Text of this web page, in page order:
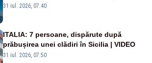
americană, distrusă de o rachetă
31 iul. 2026, 07:40
ITALIA: 7 persoane, dispărute după
prăbușirea unei clădiri în Sicilia | VIDEO
31 iul. 2026, 07:50